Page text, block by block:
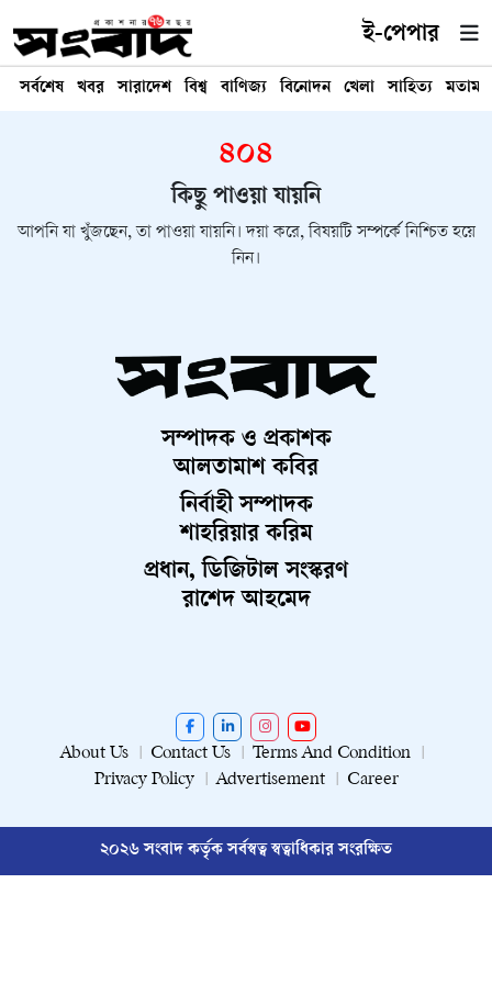
ই-পেপার
সর্বশেষ খবর সারাদেশ বিশ্ব বাণিজ্য বিনোদন খেলা সাহিত্য মতামত
৪০৪
কিছু পাওয়া যায়নি
আপনি যা খুঁজছেন, তা পাওয়া যায়নি। দয়া করে, বিষয়টি সম্পর্কে নিশ্চিত হয়ে
নিন।
সম্পাদক ও প্রকাশক
আলতামাশ কবির
নির্বাহী সম্পাদক
শাহরিয়ার করিম
প্রধান, ডিজিটাল সংস্করণ
রাশেদ আহমেদ
About Us Contact Us
Terms And Condition
Privacy Policy
Advertisement Career
২০২৬ সংবাদ কর্তৃক সর্বস্বত্ব স্বত্বাধিকার সংরক্ষিত